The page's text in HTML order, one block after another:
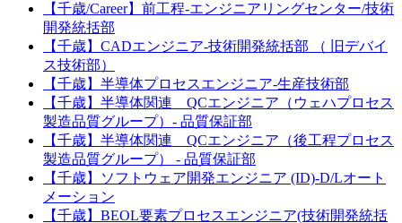
【千歳/Career】前工程-エンジニアリングセンター/技術
開発統括部
【千歳】CADエンジニア-技術開発統括部 （ 旧デバイ
ス技術部）
【千歳】半導体プロセスエンジニア-生産技術部
【千歳】半導体関連 QCエンジニア（ウェハプロセス
製造品質グループ）- 品質保証部
【千歳】半導体関連 QCエンジニア（後工程プロセス
製造品質グループ） - 品質保証部
【千歳】ソフトウェア開発エンジニア (ID)-D/Lオート
メーション
【千歳】BEOL要素プロセスエンジニア(技術開発統括